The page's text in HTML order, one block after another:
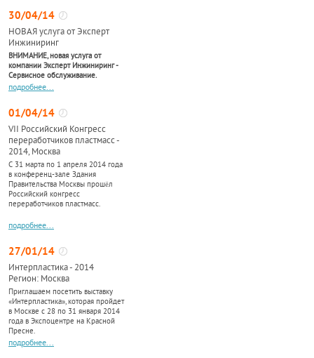
30/04/14
НОВАЯ услуга от Эксперт
Инжиниринг
ВНИМАНИЕ, новая услуга от
компании Эксперт Инжиниринг -
Сервисное обслуживание.
подробнее...
01/04/14
VII Российский Конгресс
переработчиков пластмасс -
2014, Москва
С 31 марта по 1 апреля 2014 года
в конференц-зале Здания
Правительства Москвы прошёл
Российский конгресс
переработчиков пластмасс.
подробнее...
27/01/14
Интерпластика - 2014
Регион: Москва
Приглашаем посетить выставку
«Интерпластика», которая пройдет
в Москве с 28 по 31 января 2014
года в Экспоцентре на Красной
Пресне.
подробнее...